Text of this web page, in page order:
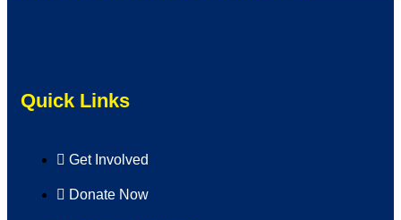
Quick Links
Get Involved
Donate Now